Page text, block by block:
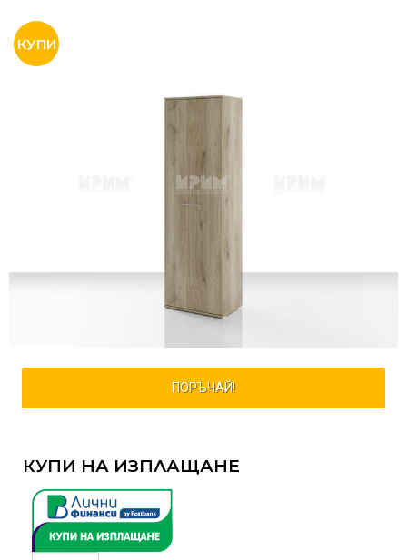
ПОРЪЧАЙ!
КУПИ НА ИЗПЛАЩАНЕ